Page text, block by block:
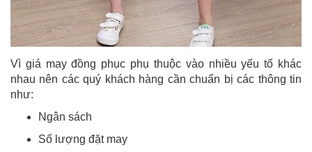
Vì giá may đồng phục phụ thuộc vào nhiều yếu tố khác
nhau nên các quý khách hàng cần chuẩn bị các thông tin
như:
Ngân sách
Số lượng đặt may